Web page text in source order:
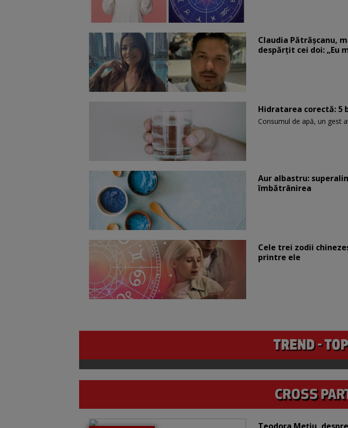
Claudia Pătrășcanu,
despărțit cei doi: „Eu
Hidratarea corectă: 5
Consumul de apă, un gest
Aur albastru:
îmbătrânirea
Cele trei zodii
printre ele